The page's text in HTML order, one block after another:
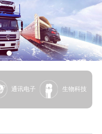
通讯电子 生物科技